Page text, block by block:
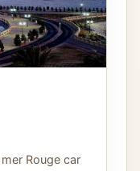
Rouge car